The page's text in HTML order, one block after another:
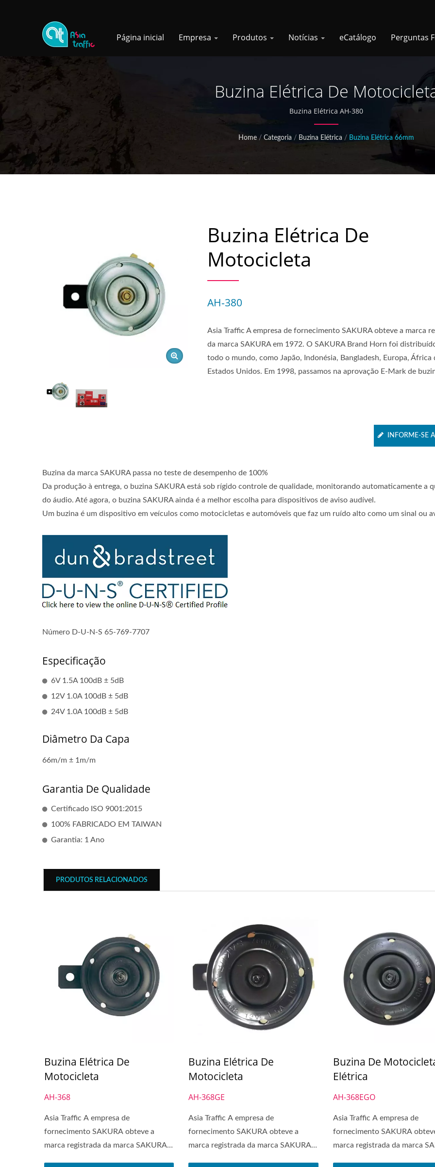
Página inicial Empresa Produtos Notícias eCatálogo Perguntas
Buzina Elétrica De
Buzina Elétrica AH-380
Home / Categoria / Buzina Elétrica / Buzina Elétrica 66mm
Buzina Elétrica De
Motocicleta
AH-380
Asia Traffic A empresa de fornecimento SAKURA obteve a marca
da marca SAKURA em 1972. O SAKURA Brand Horn foi
todo o mundo, como Japão, Indonésia, Bangladesh, Europa, África
Estados Unidos. Em 1998, passamos na aprovação E-Mark de
INFORME-SE
Buzina da marca SAKURA passa no teste de desempenho de 100%
Da produção à entrega, o buzina SAKURA está sob rígido controle de qualidade, monitorando automaticamente a
do áudio. Até agora, o buzina SAKURA ainda é a melhor escolha para dispositivos de aviso audível.
Um buzina é um dispositivo em veículos como motocicletas e automóveis que faz um ruído alto como um sinal ou
Número D-U-N-S 65-769-7707
Especificação
6V 1.5A 100dB ± 5dB
12V 1.0A 100dB ± 5dB
24V 1.0A 100dB ± 5dB
Diâmetro Da Capa
66m/m ± 1m/m
Garantia De Qualidade
Certificado ISO 9001:2015
100% FABRICADO EM TAIWAN
Garantia: 1 Ano
PRODUTOS RELACIONADOS
Buzina Elétrica De
Motocicleta
AH-368
Asia Traffic A empresa de
fornecimento SAKURA obteve a
marca registrada da marca SAKURA
Buzina Elétrica De
Motocicleta
AH-368GE
Asia Traffic A empresa de
fornecimento SAKURA obteve a
marca registrada da marca SAKURA
Buzina De
Elétrica
AH-368EGO
Asia Traffic A empresa de
fornecimento SAKURA
marca registrada da marca
Bobina De Ignição Popular